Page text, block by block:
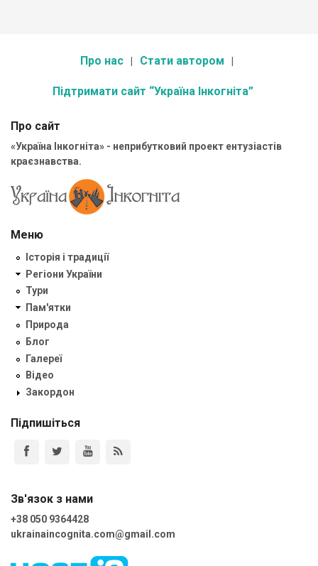
Про нас Стати автором
Підтримати сайт “Україна Інкогніта”
Про сайт
«Україна Інкогніта» - неприбутковий проект ентузіастів
краєзнавства.
Меню
Історія і традиції
Регіони України
Тури
Пам'ятки
Природа
Блог
Галереї
Відео
Закордон
Підпишіться
Зв'язок з нами
+38 050 9364428
ukrainaincognita.com@gmail.com